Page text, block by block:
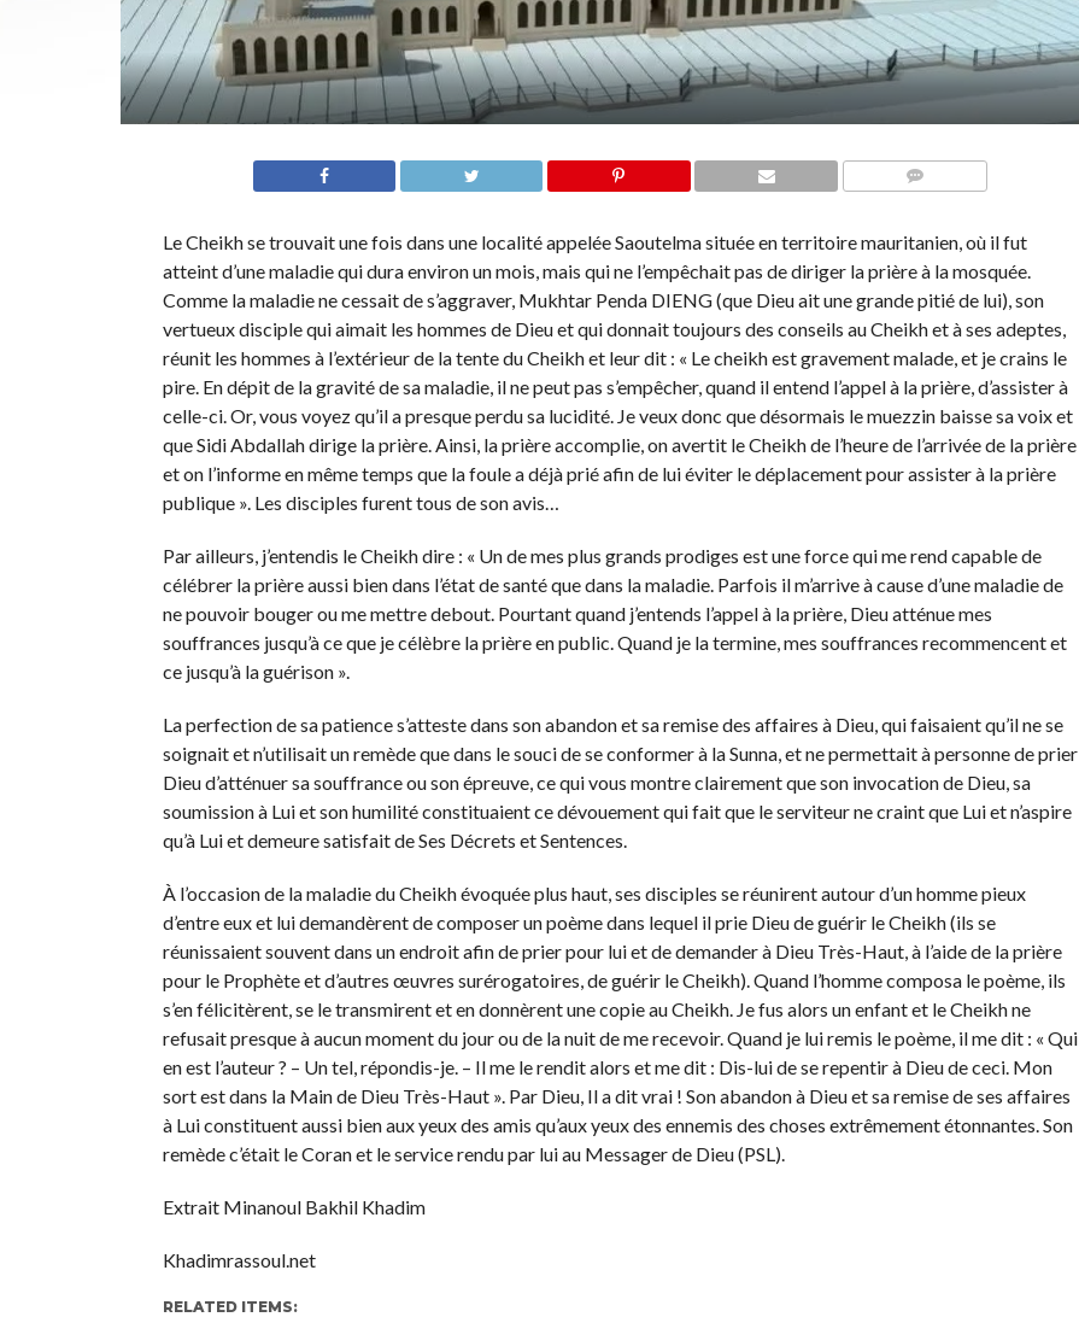
Le Cheikh se trouvait une fois dans une localité appelée Saoutelma située en territoire mauritanien, où il fut
atteint d’une maladie qui dura environ un mois, mais qui ne l’empêchait pas de diriger la prière à la mosquée.
Comme la maladie ne cessait de s’aggraver, Mukhtar Penda DIENG (que Dieu ait une grande pitié de lui), son
vertueux disciple qui aimait les hommes de Dieu et qui donnait toujours des conseils au Cheikh et à ses adeptes,
réunit les hommes à l’extérieur de la tente du Cheikh et leur dit : « Le cheikh est gravement malade, et je crains le
pire. En dépit de la gravité de sa maladie, il ne peut pas s’empêcher, quand il entend l’appel à la prière, d’assister à
celle-ci. Or, vous voyez qu’il a presque perdu sa lucidité. Je veux donc que désormais le muezzin baisse sa voix et
que Sidi Abdallah dirige la prière. Ainsi, la prière accomplie, on avertit le Cheikh de l’heure de l’arrivée de la prière
et on l’informe en même temps que la foule a déjà prié afin de lui éviter le déplacement pour assister à la prière
publique ». Les disciples furent tous de son avis…
Par ailleurs, j’entendis le Cheikh dire : « Un de mes plus grands prodiges est une force qui me rend capable de
célébrer la prière aussi bien dans l’état de santé que dans la maladie. Parfois il m’arrive à cause d’une maladie de
ne pouvoir bouger ou me mettre debout. Pourtant quand j’entends l’appel à la prière, Dieu atténue mes
souffrances jusqu’à ce que je célèbre la prière en public. Quand je la termine, mes souffrances recommencent et
ce jusqu’à la guérison ».
La perfection de sa patience s’atteste dans son abandon et sa remise des affaires à Dieu, qui faisaient qu’il ne se
soignait et n’utilisait un remède que dans le souci de se conformer à la Sunna, et ne permettait à personne de prier
Dieu d’atténuer sa souffrance ou son épreuve, ce qui vous montre clairement que son invocation de Dieu, sa
soumission à Lui et son humilité constituaient ce dévouement qui fait que le serviteur ne craint que Lui et n’aspire
qu’à Lui et demeure satisfait de Ses Décrets et Sentences.
À l’occasion de la maladie du Cheikh évoquée plus haut, ses disciples se réunirent autour d’un homme pieux
d’entre eux et lui demandèrent de composer un poème dans lequel il prie Dieu de guérir le Cheikh (ils se
réunissaient souvent dans un endroit afin de prier pour lui et de demander à Dieu Très-Haut, à l’aide de la prière
pour le Prophète et d’autres œuvres surérogatoires, de guérir le Cheikh). Quand l’homme composa le poème, ils
s’en félicitèrent, se le transmirent et en donnèrent une copie au Cheikh. Je fus alors un enfant et le Cheikh ne
refusait presque à aucun moment du jour ou de la nuit de me recevoir. Quand je lui remis le poème, il me dit : « Qui
en est l’auteur ? – Un tel, répondis-je. – Il me le rendit alors et me dit : Dis-lui de se repentir à Dieu de ceci. Mon
sort est dans la Main de Dieu Très-Haut ». Par Dieu, Il a dit vrai ! Son abandon à Dieu et sa remise de ses affaires
à Lui constituent aussi bien aux yeux des amis qu’aux yeux des ennemis des choses extrêmement étonnantes. Son
remède c’était le Coran et le service rendu par lui au Messager de Dieu (PSL).
Extrait Minanoul Bakhil Khadim
Khadimrassoul.net
RELATED ITEMS: